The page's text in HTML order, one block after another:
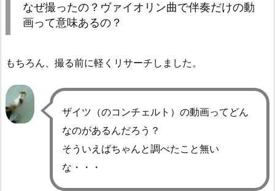
なぜ撮ったの？ヴァイオリン曲で伴奏だけの動
画って意味あるの？
もちろん、撮る前に軽くリサーチしました。
ザイツ（のコンチェルト）の動画ってどん
なのがあるんだろう？
そういえばちゃんと調べたこと無い
な・・・